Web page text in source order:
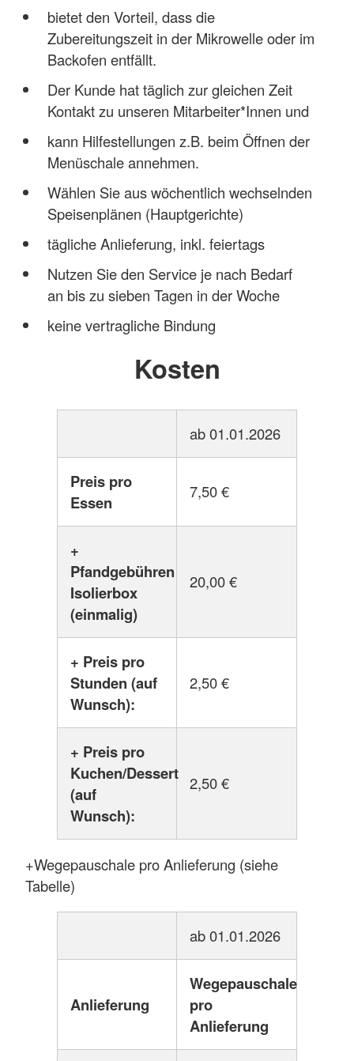
bietet den Vorteil, dass die
Zubereitungszeit in der Mikrowelle oder im
Backofen entfällt.
Der Kunde hat täglich zur gleichen Zeit
Kontakt zu unseren Mitarbeiter*Innen und
kann Hilfestellungen z.B. beim Öffnen der
Menüschale annehmen.
Wählen Sie aus wöchentlich wechselnden
Speisenplänen (Hauptgerichte)
tägliche Anlieferung, inkl. feiertags
Nutzen Sie den Service je nach Bedarf
an bis zu sieben Tagen in der Woche
keine vertragliche Bindung
Kosten
ab 01.01.2026
Preis pro
Essen
7,50 €
+
Pfandgebühren
Isolierbox
(einmalig)
20,00 €
+ Preis pro
Stunden (auf
Wunsch):
2,50 €
+ Preis pro
Kuchen/Dessert
(auf
Wunsch):
2,50 €
+Wegepauschale pro Anlieferung (siehe
Tabelle)
ab 01.01.2026
Anlieferung
Wegepauschale
pro
Anlieferung